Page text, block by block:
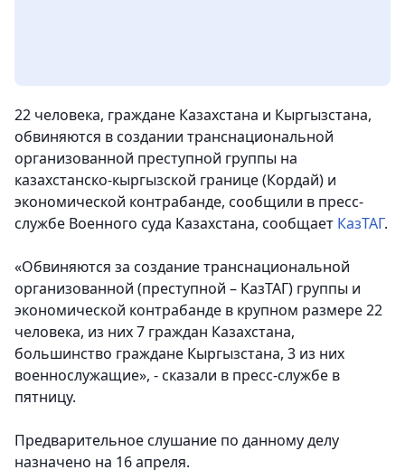
22 человека, граждане Казахстана и Кыргызстана,
обвиняются в создании транснациональной
организованной преступной группы на
казахстанско-кыргызской границе (Кордай) и
экономической контрабанде, сообщили в пресс-
службе Военного суда Казахстана, сообщает КазТАГ.
«Обвиняются за создание транснациональной
организованной (преступной – КазТАГ) группы и
экономической контрабанде в крупном размере 22
человека, из них 7 граждан Казахстана,
большинство граждане Кыргызстана, 3 из них
военнослужащие», - сказали в пресс-службе в
пятницу.
Предварительное слушание по данному делу
назначено на 16 апреля.